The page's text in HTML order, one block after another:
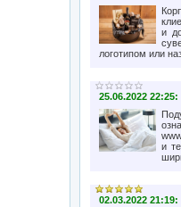
и
логотипом или
25.06.2022 22:25:
и
02.03.2022 21:19: